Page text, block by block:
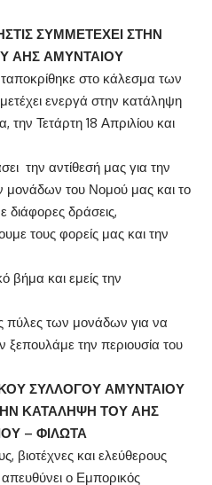
ΣΥΜΜΕΤΕΧΕΙ ΣΤΗΝ
ΑΗΣ ΑΜΥΝΤΑΙΟΥ
στο κάλεσμα των
ενεργά στην κατάληψη
Τετάρτη 18 Απριλίου και
την αντίθεσή μας για την
του Νομού μας και το
διάφορες δράσεις,
τους φορείς μας και την
βήμα και εμείς την
πύλες των μονάδων για να
ξεπουλάμε την περιουσία του
ΣΥΛΛΟΓΟΥ ΑΜΥΝΤΑΙΟΥ
ΚΑΤΑΛΗΨΗ ΤΟΥ ΑΗΣ
– ΦΙΛΩΤΑ
βιοτέχνες και ελεύθερους
ο Εμπορικός